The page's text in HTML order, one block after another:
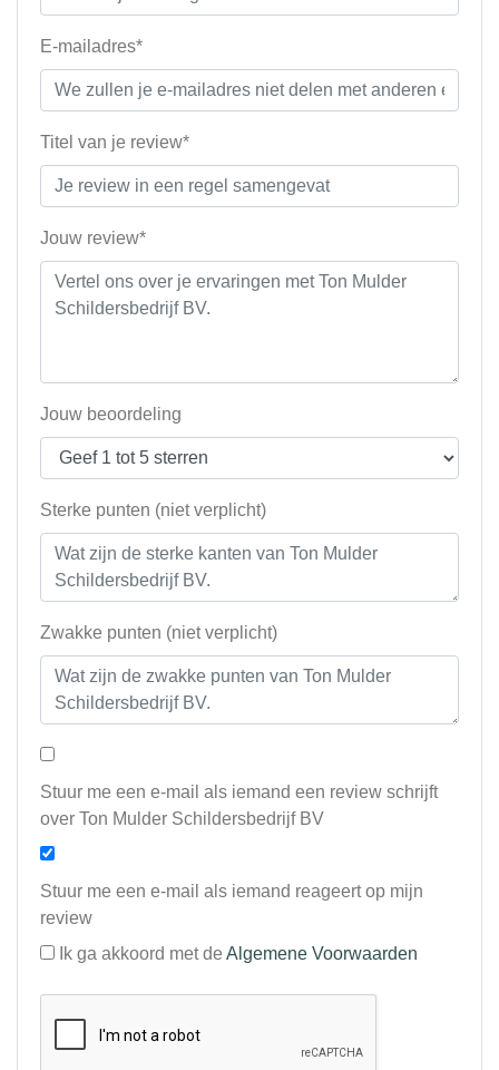
E-mailadres*
Titel van je review*
Jouw review*
Jouw beoordeling
Sterke punten (niet verplicht)
Zwakke punten (niet verplicht)
Stuur me een e-mail als iemand een review schrijft
over Ton Mulder Schildersbedrijf BV
Stuur me een e-mail als iemand reageert op mijn
review
Ik ga akkoord met de Algemene Voorwaarden